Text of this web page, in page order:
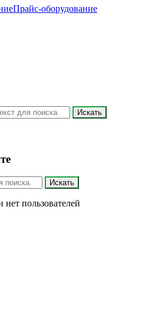
Прайс-оборудование
Искать
Искать
нет пользователей